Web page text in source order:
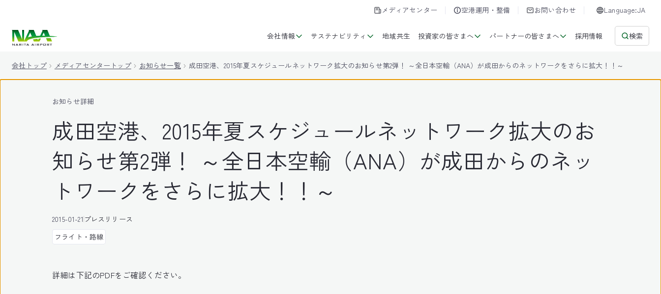
メディアセンター 空港運用・整備 お問い合わせ Language:JA
会社情報 サステナビリティ 地域共生 投資家の皆さまへ パートナーの皆さまへ 採用情報 検索
会社トップ メディアセンタートップ お知らせ一覧 成田空港、2015年夏スケジュールネットワーク拡大のお知らせ第2弾！ ～全日本空輸（ANA）が成田からのネットワークをさらに拡大！！～
お知らせ詳細
成田空港、2015年夏スケジュールネットワーク拡大のお
知らせ第2弾！ ～全日本空輸（ANA）が成田からのネッ
トワークをさらに拡大！！～
2015-01-21プレスリリース
フライト・路線
詳細は下記のPDFをご確認ください。